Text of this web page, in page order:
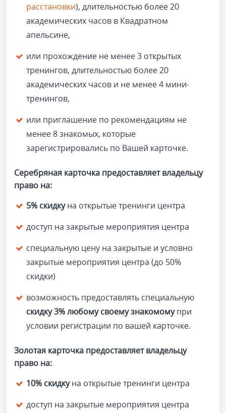
расстановки), длительностью более 20
академических часов в Квадратном
апельсине,
или прохождение не менее 3 открытых
тренингов, длительностью более 20
академических часов и не менее 4 мини-
тренингов,
или приглашение по рекомендациям не
менее 8 знакомых, которые
зарегистрировались по Вашей карточке.
Серебряная карточка предоставляет владельцу
право на:
5% скидкуна открытые тренинги центра
доступ на закрытые мероприятия центра
специальную цену на закрытые и условно
закрытые мероприятия центра (до 50%
скидки)
возможность предоставлять специальную
скидку 3% любому своему знакомомупри
условии регистрации по вашей карточке.
Золотая карточка предоставляет владельцу
право на:
10% скидкуна открытые тренинги центра
доступ на закрытые мероприятия центра